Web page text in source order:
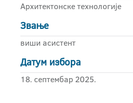
Архитектонске технологије
Звање
виши асистент
Датум избора
18. септембар 2025.